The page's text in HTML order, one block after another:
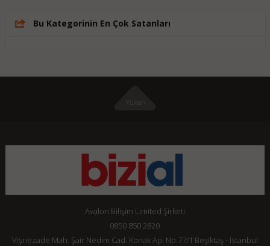
Bu Kategorinin En Çok Satanları
Avalon Bilişim Limited Şirketi
0850 850 2820
Vişnezade Mah. Şair Nedim Cad. Konak Ap. No:77/1 Beşiktaş - İstanbul